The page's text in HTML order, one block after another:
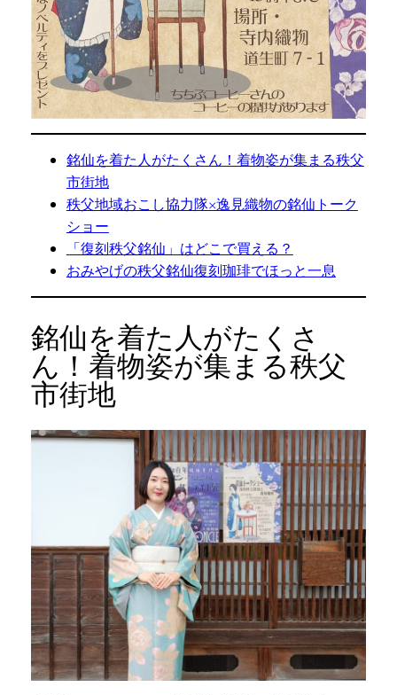
銘仙を着た人がたくさん！着物姿が集まる秩父
市街地
秩父地域おこし協力隊×逸見織物の銘仙トーク
ショー
「復刻秩父銘仙」はどこで買える？
おみやげの秩父銘仙復刻珈琲でほっと一息
銘仙を着た人がたくさ
ん！着物姿が集まる秩父
市街地